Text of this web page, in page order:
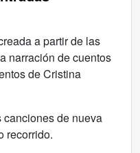
a partir de las
narración de cuentos
de Cristina
de nueva
recorrido.